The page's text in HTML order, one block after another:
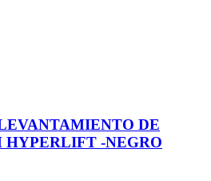
DE
HYPERLIFT -NEGRO